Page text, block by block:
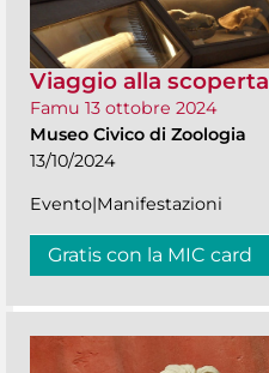
Viaggio alla
Famu 13 ottobre 2024
Museo Civico di Zoologia
13/10/2024
Evento|Manifestazioni
Gratis con la MIC card